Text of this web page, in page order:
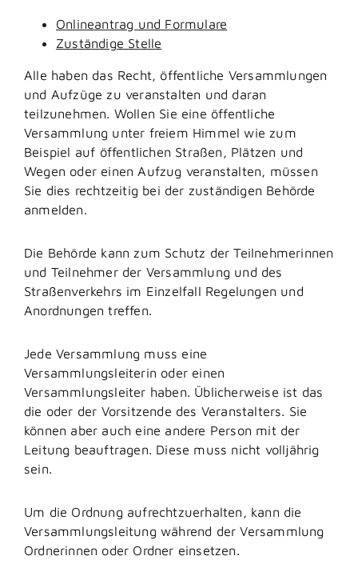
Onlineantrag und Formulare
Zuständige Stelle
Alle haben das Recht, öffentliche Versammlungen
und Aufzüge zu veranstalten und daran
teilzunehmen. Wollen Sie eine öffentliche
Versammlung unter freiem Himmel wie zum
Beispiel auf öffentlichen Straßen, Plätzen und
Wegen oder einen Aufzug veranstalten, müssen
Sie dies rechtzeitig bei der zuständigen Behörde
anmelden.
Die Behörde kann zum Schutz der Teilnehmerinnen
und Teilnehmer der Versammlung und des
Straßenverkehrs im Einzelfall Regelungen und
Anordnungen treffen.
Jede Versammlung muss eine
Versammlungsleiterin oder einen
Versammlungsleiter haben. Üblicherweise ist das
die oder der Vorsitzende des Veranstalters. Sie
können aber auch eine andere Person mit der
Leitung beauftragen. Diese muss nicht volljährig
sein.
Um die Ordnung aufrechtzuerhalten, kann die
Versammlungsleitung während der Versammlung
Ordnerinnen oder Ordner einsetzen.